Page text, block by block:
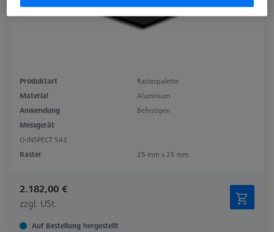
Produktart
Rasterpalette
Material
Aluminium
Anwendung
Befestigen
Messgerät
O-INSPECT 543
Raster
25 mm x 25 mm
2.182,00 €
zzgl. USt.
Auf Bestellung hergestellt